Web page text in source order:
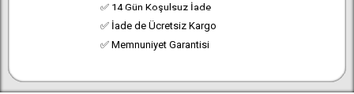
✅ 14 Gün Koşulsuz İade
✅ İade de Ücretsiz Kargo
✅ Memnuniyet Garantisi